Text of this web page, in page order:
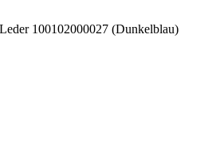
100102000027 (Dunkelblau)